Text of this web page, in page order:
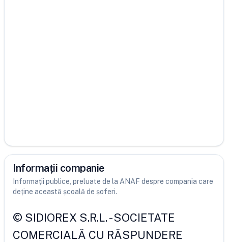
Informații companie
Informații publice, preluate de la ANAF despre compania care
deține această școală de șoferi.
© SIDIOREX S.R.L.-SOCIETATE
COMERCIALĂ CU RĂSPUNDERE